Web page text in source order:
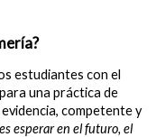
estudiantes con el
una práctica de
competente y
esperar en el futuro, el